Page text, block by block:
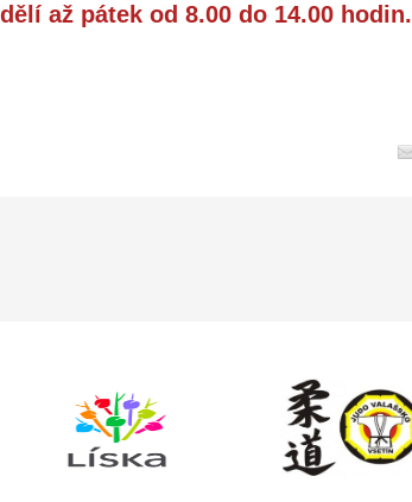
až pátek od 8.00 do 14.00 hodin.